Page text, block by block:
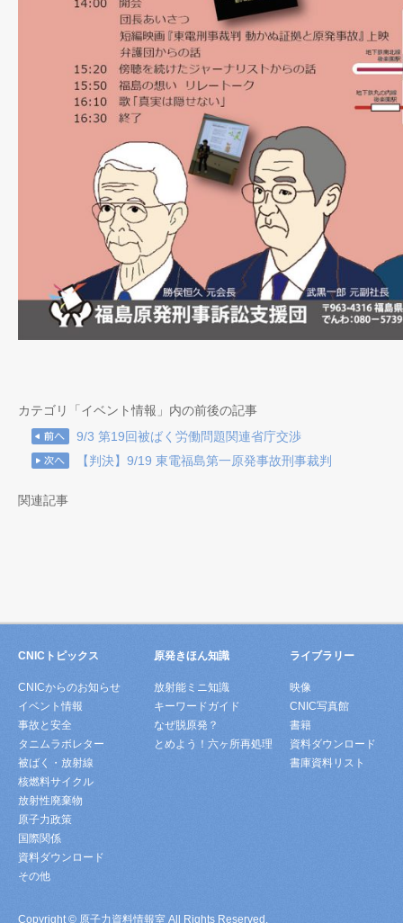
カテゴリ「イベント情報」内の前後の記事
9/3 第19回被ばく労働問題関連省庁交渉
【判決】9/19 東電福島第一原発事故刑事裁判
関連記事
CNICトピックス
CNICからのお知らせ
イベント情報
事故と安全
タニムラボレター
被ばく・放射線
核燃料サイクル
放射性廃棄物
原子力政策
国際関係
資料ダウンロード
その他
原発きほん知識
放射能ミニ知識
キーワードガイド
なぜ脱原発？
とめよう！六ヶ所再処理
ライブラリー
映像
CNIC写真館
書籍
資料ダウンロード
書庫資料リスト
Copyright © 原子力資料情報室 All Rights Reserved.